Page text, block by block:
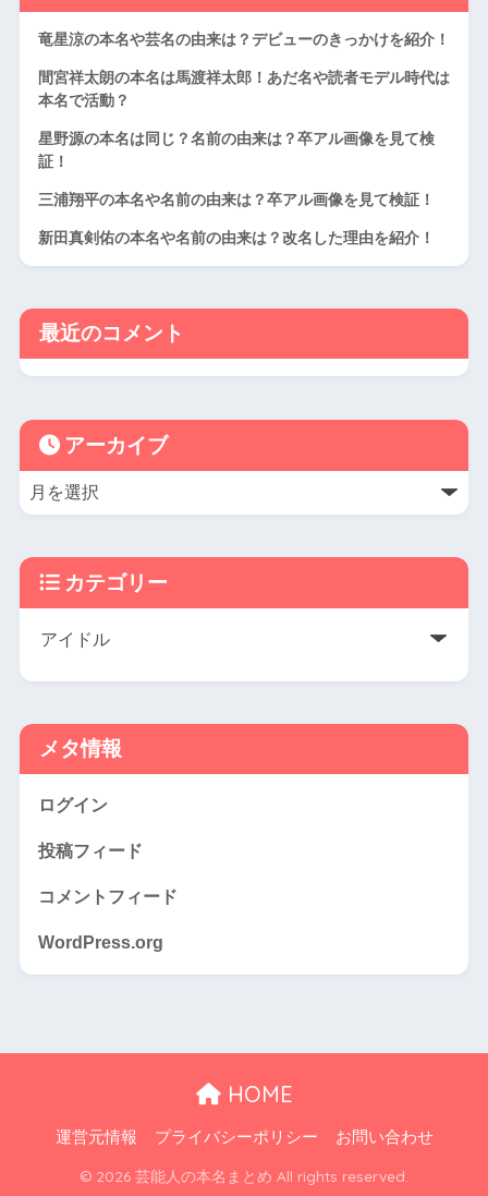
竜星涼の本名や芸名の由来は？デビューのきっかけを紹介！
間宮祥太朗の本名は馬渡祥太郎！あだ名や読者モデル時代は
本名で活動？
星野源の本名は同じ？名前の由来は？卒アル画像を見て検
証！
三浦翔平の本名や名前の由来は？卒アル画像を見て検証！
新田真剣佑の本名や名前の由来は？改名した理由を紹介！
最近のコメント
アーカイブ
カテゴリー
メタ情報
ログイン
投稿フィード
コメントフィード
WordPress.org
HOME
運営元情報 プライバシーポリシー お問い合わせ
© 2026 芸能人の本名まとめ All rights reserved.